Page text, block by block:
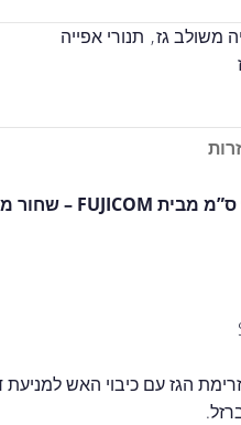
משולב גז, תנורי אפייה
הגז עם כיבוי האש למניעת